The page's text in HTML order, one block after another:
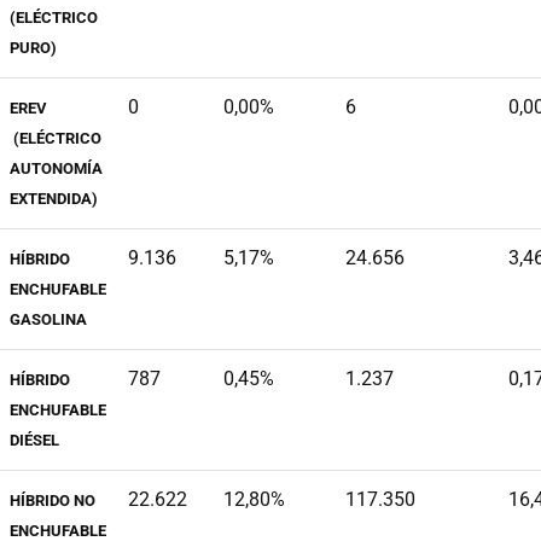
(ELÉCTRICO
PURO)
EREV
(ELÉCTRICO
AUTONOMÍA
EXTENDIDA)
0 0,00% 6
HÍBRIDO
ENCHUFABLE
GASOLINA
9.136 5,17% 24.656
HÍBRIDO
ENCHUFABLE
DIÉSEL
787 0,45% 1.237
HÍBRIDO NO
ENCHUFABLE
22.622 12,80% 117.350